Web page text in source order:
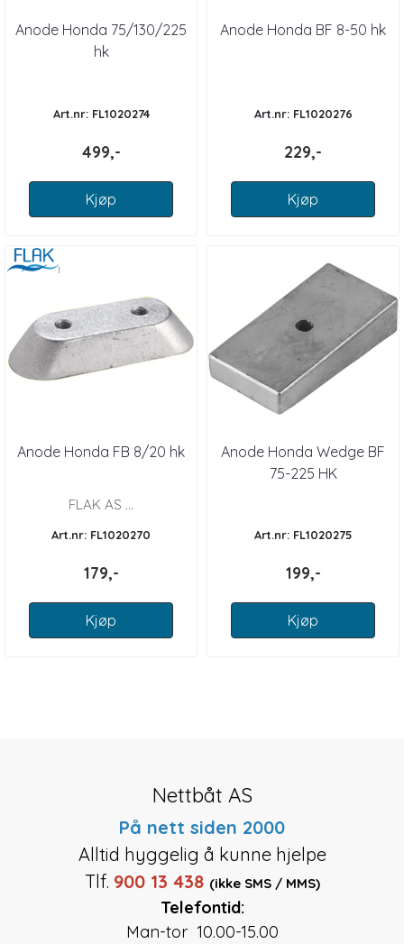
Anode Honda 75/130/225
hk
Art.nr: FL1020274
499,-
Kjøp
Anode Honda BF 8-50 hk
Art.nr: FL1020276
229,-
Kjøp
Anode Honda FB 8/20 hk
FLAK AS ...
Art.nr: FL1020270
179,-
Kjøp
Anode Honda Wedge BF
75-225 HK
Art.nr: FL1020275
199,-
Kjøp
Nettbåt AS
På nett siden 2000
Alltid hyggelig å kunne hjelpe
Tlf. 900 13 438 (ikke SMS / MMS)
Telefontid:
Man-tor 10.00-15.00